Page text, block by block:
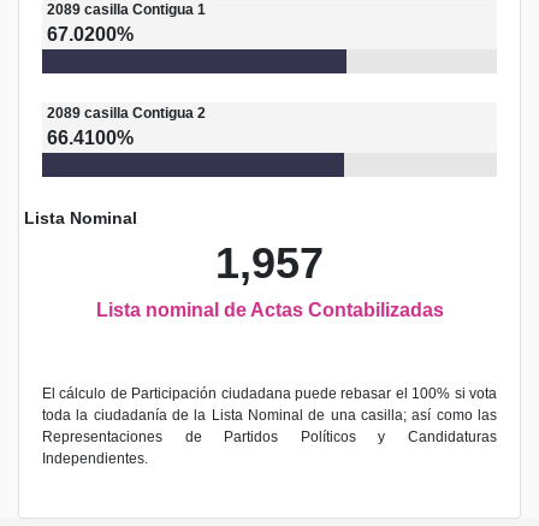
2089 casilla Contigua 1
67.0200%
2089 casilla Contigua 2
66.4100%
Lista Nominal
1,957
Lista nominal de Actas Contabilizadas
El cálculo de Participación ciudadana puede rebasar el 100% si vota
toda la ciudadanía de la Lista Nominal de una casilla; así como las
Representaciones de Partidos Políticos y Candidaturas
Independientes.